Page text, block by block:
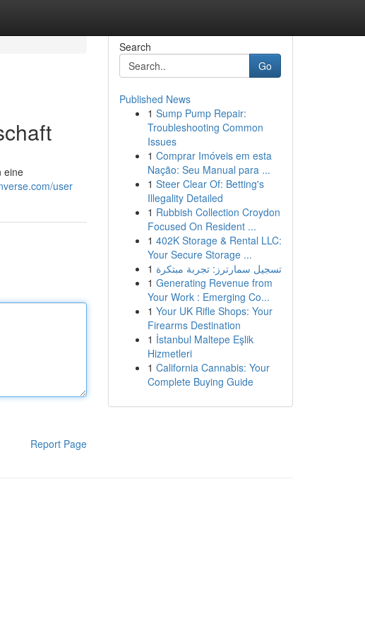
eine
user
Report Page
Search
Go
Published News
1 Sump Pump Repair:
Troubleshooting Common
Issues
1 Comprar Imóveis em esta
Nação: Seu Manual para ...
1 Steer Clear Of: Betting's
Illegality Detailed
1 Rubbish Collection Croydon
Focused On Resident ...
1 402K Storage & Rental LLC:
Your Secure Storage ...
1 تسجيل سمارترز: تجربة مبتكرة
1 Generating Revenue from
Your Work : Emerging Co...
1 Your UK Rifle Shops: Your
Firearms Destination
1 İstanbul Maltepe Eşlik
Hizmetleri
1 California Cannabis: Your
Complete Buying Guide